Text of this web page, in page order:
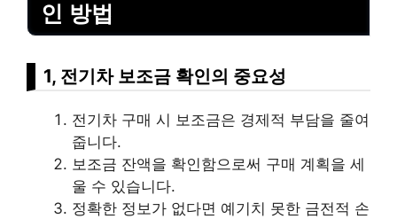
인 방법
1, 전기차 보조금 확인의 중요성
전기차 구매 시 보조금은 경제적 부담을 줄여
줍니다.
보조금 잔액을 확인함으로써 구매 계획을 세
울 수 있습니다.
정확한 정보가 없다면 예기치 못한 금전적 손